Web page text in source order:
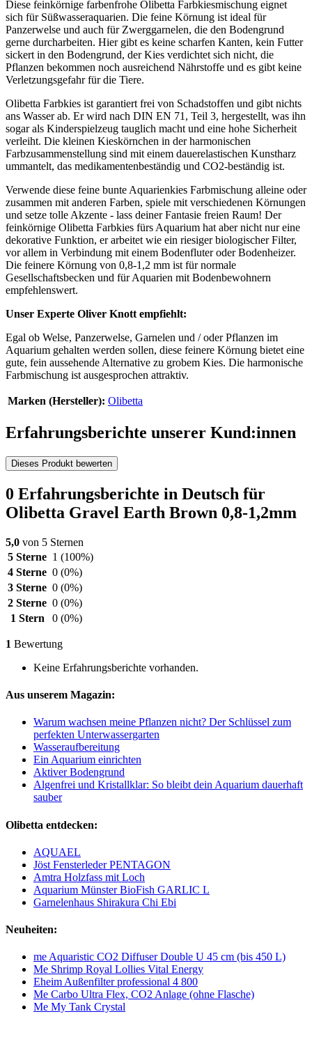
Diese feinkörnige farbenfrohe Olibetta Farbkiesmischung eignet
sich für Süßwasseraquarien. Die feine Körnung ist ideal für
Panzerwelse und auch für Zwerggarnelen, die den Bodengrund
gerne durcharbeiten. Hier gibt es keine scharfen Kanten, kein Futter
sickert in den Bodengrund, der Kies verdichtet sich nicht, die
Pflanzen bekommen noch ausreichend Nährstoffe und es gibt keine
Verletzungsgefahr für die Tiere.
Olibetta Farbkies ist garantiert frei von Schadstoffen und gibt nichts
ans Wasser ab. Er wird nach DIN EN 71, Teil 3, hergestellt, was ihn
sogar als Kinderspielzeug tauglich macht und eine hohe Sicherheit
verleiht. Die kleinen Kieskörnchen in der harmonischen
Farbzusammenstellung sind mit einem dauerelastischen Kunstharz
ummantelt, das medikamentenbeständig und CO2-beständig ist.
Verwende diese feine bunte Aquarienkies Farbmischung alleine oder
zusammen mit anderen Farben, spiele mit verschiedenen Körnungen
und setze tolle Akzente - lass deiner Fantasie freien Raum! Der
feinkörnige Olibetta Farbkies fürs Aquarium hat aber nicht nur eine
dekorative Funktion, er arbeitet wie ein riesiger biologischer Filter,
vor allem in Verbindung mit einem Bodenfluter oder Bodenheizer.
Die feinere Körnung von 0,8-1,2 mm ist für normale
Gesellschaftsbecken und für Aquarien mit Bodenbewohnern
empfehlenswert.
Unser Experte Oliver Knott empfiehlt:
Egal ob Welse, Panzerwelse, Garnelen und / oder Pflanzen im
Aquarium gehalten werden sollen, diese feinere Körnung bietet eine
gute, fein aussehende Alternative zu grobem Kies. Die harmonische
Farbmischung ist ausgesprochen attraktiv.
Marken (Hersteller): Olibetta
Erfahrungsberichte unserer Kund:innen
Dieses Produkt bewerten
0 Erfahrungsberichte in Deutsch für
Olibetta Gravel Earth Brown 0,8-1,2mm
5,0 von 5 Sternen
5 Sterne 1 (100%)
4 Sterne 0 (0%)
3 Sterne 0 (0%)
2 Sterne 0 (0%)
1 Stern
0 (0%)
1 Bewertung
Keine Erfahrungsberichte vorhanden.
Aus unserem Magazin:
Warum wachsen meine Pflanzen nicht? Der Schlüssel zum
perfekten Unterwassergarten
Wasseraufbereitung
Ein Aquarium einrichten
Aktiver Bodengrund
Algenfrei und Kristallklar: So bleibt dein Aquarium dauerhaft
sauber
Olibetta entdecken:
AQUAEL
Jöst Fensterleder PENTAGON
Amtra Holzfass mit Loch
Aquarium Münster BioFish GARLIC L
Garnelenhaus Shirakura Chi Ebi
Neuheiten:
me Aquaristic CO2 Diffuser Double U 45 cm (bis 450 L)
Me Shrimp Royal Lollies Vital Energy
Eheim Außenfilter professional 4 800
Me Carbo Ultra Flex, CO2 Anlage (ohne Flasche)
Me My Tank Crystal